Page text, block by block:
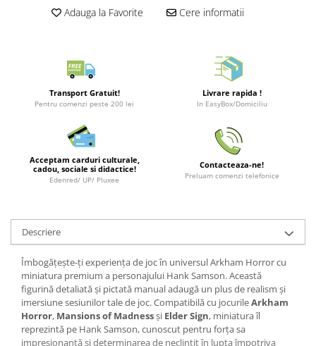
Alte produse Hobby
Tricouri
Figurine
Cani/Pahare
Plusuri si papusi
Carti
Fesuri
Studio Ghibli/My Neighbor
Totoro/Kiki etc
Adauga la Favorite Cere informatii
Transport Gratuit!
Pentru comenzi peste 200 lei
Livrare rapida !
In EasyBox/Domiciliu
Acceptam carduri culturale,
cadou, sociale si didactice!
Edenred/ UP/ Pluxee
Contacteaza-ne!
Preluam comenzi telefonice
Descriere
Îmbogățește-ți experiența de joc în universul Arkham Horror cu
miniatura premium a personajului Hank Samson. Această
figurină detaliată și pictată manual adaugă un plus de realism și
imersiune sesiunilor tale de joc. Compatibilă cu jocurileArkham
Horror, Mansions of Madnessși Elder Sign, miniatura îl
reprezintă pe Hank Samson, cunoscut pentru forța sa
impresionantă și determinarea de neclintit în lupta împotriva